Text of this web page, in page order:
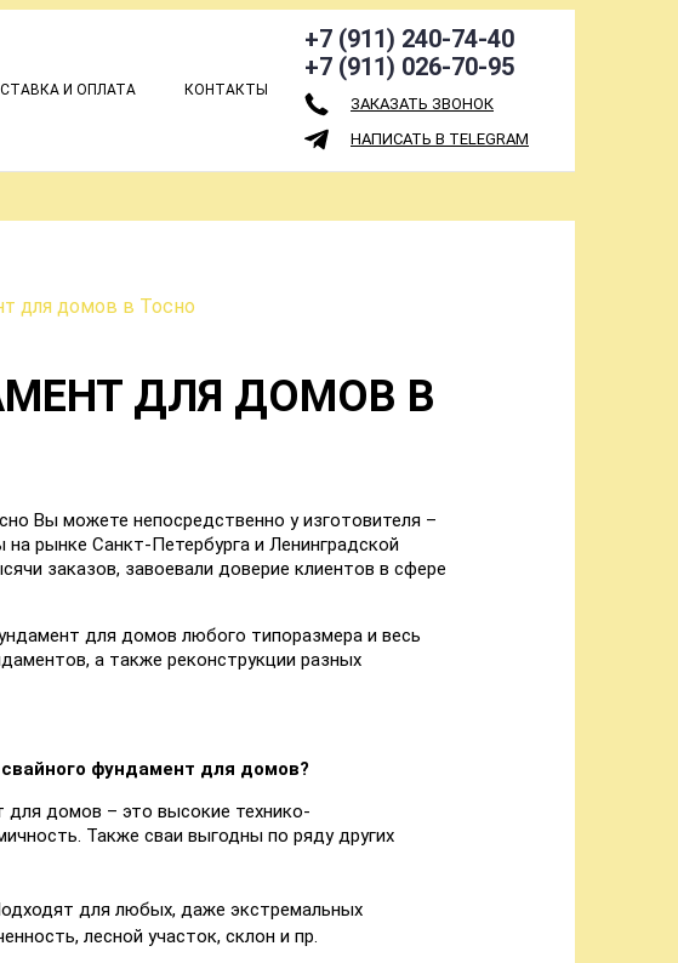
И ОПЛАТА КОНТАКТЫ
+7 (911) 240-74-40
+7 (911) 026-70-95
ЗАКАЗАТЬ ЗВОНОК
НАПИСАТЬ В TELEGRAM
для домов в Тосно
ДЛЯ ДОМОВ В
Вы можете непосредственно у изготовителя –
рынке Санкт-Петербурга и Ленинградской
заказов, завоевали доверие клиентов в сфере
для домов любого типоразмера и весь
а также реконструкции разных
фундамент для домов?
для домов – это высокие технико-
Также сваи выгодны по ряду других
для любых, даже экстремальных
лесной участок, склон и пр.